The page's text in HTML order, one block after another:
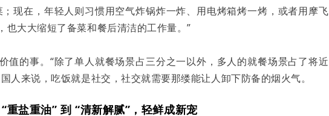
现在，年轻人则习惯用空气炸锅炸一炸、用电烤箱烤一烤，或者用摩飞
大大缩短了备菜和餐后清洁的工作量。”
值的事。“除了单人就餐场景占三分之一以外，多人的就餐场景占了将近
来说，吃饭就是社交，社交就需要那缕能让人卸下防备的烟火气。
盐重油” 到 “清新解腻”，轻鲜成新宠